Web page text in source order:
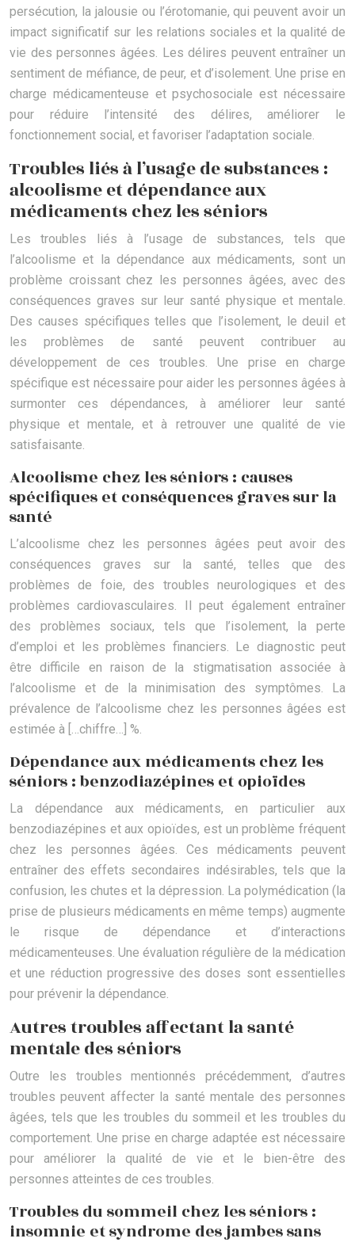
persécution, la jalousie ou l’érotomanie, qui peuvent avoir un
impact significatif sur les relations sociales et la qualité de
vie des personnes âgées. Les délires peuvent entraîner un
sentiment de méfiance, de peur, et d’isolement. Une prise en
charge médicamenteuse et psychosociale est nécessaire
pour réduire l’intensité des délires, améliorer le
fonctionnement social, et favoriser l’adaptation sociale.
Troubles liés à l’usage de substances :
alcoolisme et dépendance aux
médicaments chez les séniors
Les troubles liés à l’usage de substances, tels que
l’alcoolisme et la dépendance aux médicaments, sont un
problème croissant chez les personnes âgées, avec des
conséquences graves sur leur santé physique et mentale.
Des causes spécifiques telles que l’isolement, le deuil et
les problèmes de santé peuvent contribuer au
développement de ces troubles. Une prise en charge
spécifique est nécessaire pour aider les personnes âgées à
surmonter ces dépendances, à améliorer leur santé
physique et mentale, et à retrouver une qualité de vie
satisfaisante.
Alcoolisme chez les séniors : causes
spécifiques et conséquences graves sur la
santé
L’alcoolisme chez les personnes âgées peut avoir des
conséquences graves sur la santé, telles que des
problèmes de foie, des troubles neurologiques et des
problèmes cardiovasculaires. Il peut également entraîner
des problèmes sociaux, tels que l’isolement, la perte
d’emploi et les problèmes financiers. Le diagnostic peut
être difficile en raison de la stigmatisation associée à
l’alcoolisme et de la minimisation des symptômes. La
prévalence de l’alcoolisme chez les personnes âgées est
estimée à […chiffre…] %.
Dépendance aux médicaments chez les
séniors : benzodiazépines et opioïdes
La dépendance aux médicaments, en particulier aux
benzodiazépines et aux opioïdes, est un problème fréquent
chez les personnes âgées. Ces médicaments peuvent
entraîner des effets secondaires indésirables, tels que la
confusion, les chutes et la dépression. La polymédication (la
prise de plusieurs médicaments en même temps) augmente
le risque de dépendance et d’interactions
médicamenteuses. Une évaluation régulière de la médication
et une réduction progressive des doses sont essentielles
pour prévenir la dépendance.
Autres troubles affectant la santé
mentale des séniors
Outre les troubles mentionnés précédemment, d’autres
troubles peuvent affecter la santé mentale des personnes
âgées, tels que les troubles du sommeil et les troubles du
comportement. Une prise en charge adaptée est nécessaire
pour améliorer la qualité de vie et le bien-être des
personnes atteintes de ces troubles.
Troubles du sommeil chez les séniors :
insomnie et syndrome des jambes sans